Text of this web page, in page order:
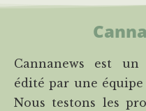
Cannanews est
édité par une équipe
Nous testons les